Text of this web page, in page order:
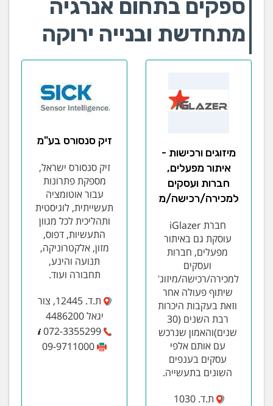
ספקים בתחום אנרגיה
מתחדשת ובנייה ירוקה
מיזוגים ורכישות -
איתור מפעלים,
חברות ועסקים
למכירה/רכישה/מיזוג
חברת iGlazer
עוסקת גם באיתור
מפעלים, חברות
ועסקים
למכירה/רכישה/מיזוג/
שיתוף פעולה אחר
וזאת בעקבות היכרות
רבת השנים (30
שנים)והאמון שנרכש
עם אותם אלפי
עסקים בענפים
השונים בתעשייה.
ת.ד. 1030
זיק סנסורס בע"מ
זיק סנסורס ישראל,
מספקת פתרונות
עבור אוטומציה
תעשייתית, לוגיסטית
ותהליכית לכל מגוון
התעשיות, דפוס,
מזון, אלקטרוניקה,
תנועה והינע,
תחבורה ועוד.
ת.ד. 12445, צור
יגאל 4486200
072-3355299
09-9711000